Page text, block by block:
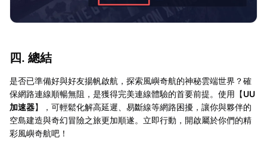
四. 總結
是否已準備好與好友揚帆啟航，探索風嶼奇航的神秘雲端世界？確
保網路連線順暢無阻，是獲得完美連線體驗的首要前提。使用【UU
加速器】，可輕鬆化解高延遲、易斷線等網路困擾，讓你與夥伴的
空島建造與奇幻冒險之旅更加順遂。立即行動，開啟屬於你們的精
彩風嶼奇航吧！